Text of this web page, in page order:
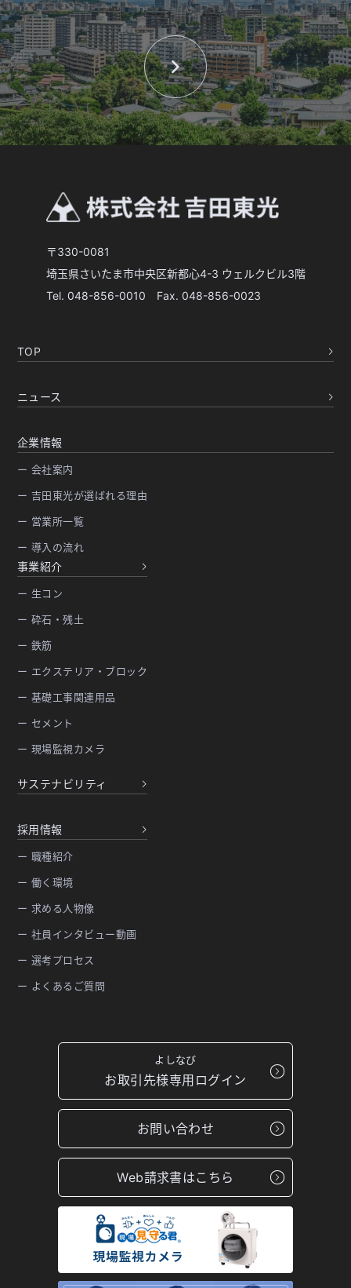
〒330-0081
埼玉県さいたま市中央区新都心4-3 ウェルクビル3階
Tel. 048-856-0010 Fax. 048-856-0023
TOP
ニュース
企業情報
ー 会社案内
ー 吉田東光が選ばれる理由
ー 営業所一覧
ー 導入の流れ
事業紹介
ー 生コン
ー 砕石・残土
ー 鉄筋
ー エクステリア・ブロック
ー 基礎工事関連用品
ー セメント
ー 現場監視カメラ
サステナビリティ
採用情報
ー 職種紹介
ー 働く環境
ー 求める人物像
ー 社員インタビュー動画
ー 選考プロセス
ー よくあるご質問
よしなび
お取引先様専用ログイン
お問い合わせ
Web請求書はこちら